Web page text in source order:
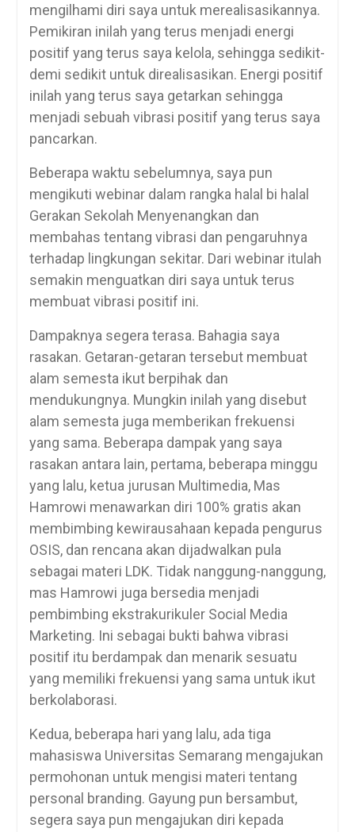
mengilhami diri saya untuk merealisasikannya.
Pemikiran inilah yang terus menjadi energi
positif yang terus saya kelola, sehingga sedikit-
demi sedikit untuk direalisasikan. Energi positif
inilah yang terus saya getarkan sehingga
menjadi sebuah vibrasi positif yang terus saya
pancarkan.
Beberapa waktu sebelumnya, saya pun
mengikuti webinar dalam rangka halal bi halal
Gerakan Sekolah Menyenangkan dan
membahas tentang vibrasi dan pengaruhnya
terhadap lingkungan sekitar. Dari webinar itulah
semakin menguatkan diri saya untuk terus
membuat vibrasi positif ini.
Dampaknya segera terasa. Bahagia saya
rasakan. Getaran-getaran tersebut membuat
alam semesta ikut berpihak dan
mendukungnya. Mungkin inilah yang disebut
alam semesta juga memberikan frekuensi
yang sama. Beberapa dampak yang saya
rasakan antara lain, pertama, beberapa minggu
yang lalu, ketua jurusan Multimedia, Mas
Hamrowi menawarkan diri 100% gratis akan
membimbing kewirausahaan kepada pengurus
OSIS, dan rencana akan dijadwalkan pula
sebagai materi LDK. Tidak nanggung-nanggung,
mas Hamrowi juga bersedia menjadi
pembimbing ekstrakurikuler Social Media
Marketing. Ini sebagai bukti bahwa vibrasi
positif itu berdampak dan menarik sesuatu
yang memiliki frekuensi yang sama untuk ikut
berkolaborasi.
Kedua, beberapa hari yang lalu, ada tiga
mahasiswa Universitas Semarang mengajukan
permohonan untuk mengisi materi tentang
personal branding. Gayung pun bersambut,
segera saya pun mengajukan diri kepada